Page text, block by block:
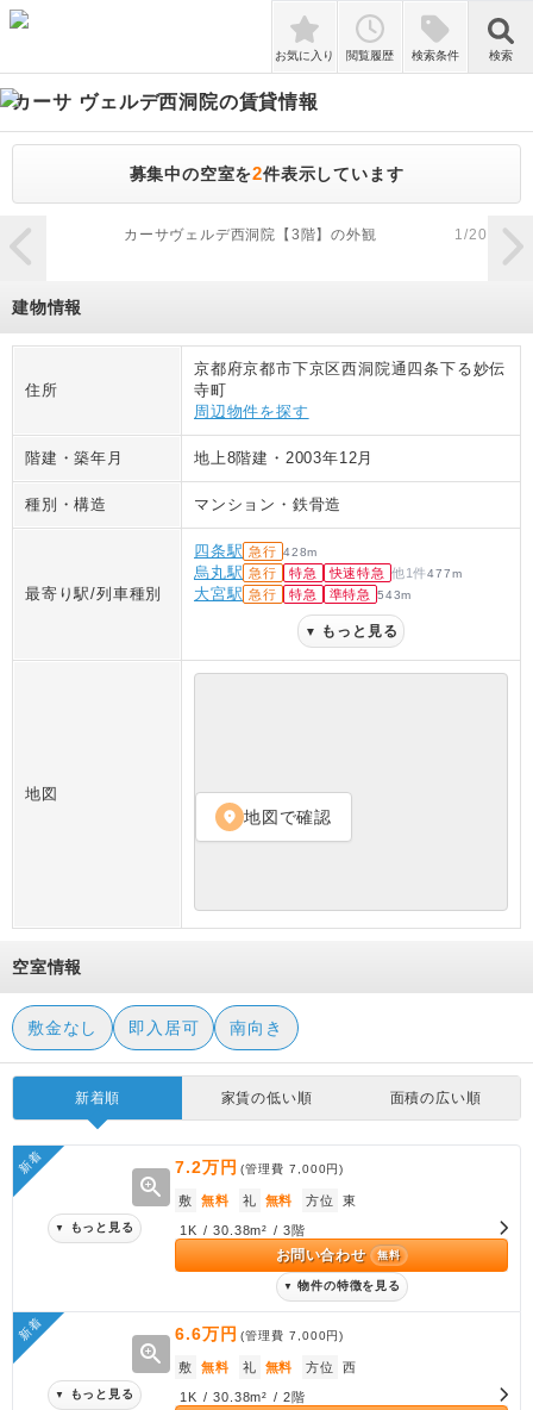
検索
お気に入り 閲覧履歴 検索条件 検索
カーサ ヴェルデ西洞院の賃貸情報
募集中の空室を2件表示しています
zoom_in
カーサヴェルデ西洞院【3階】の外観 1/20
建物情報
住所
京都府京都市下京区西洞院通四条下る妙伝
寺町
周辺物件を探す
階建・築年月 地上8階建 ・ 2003年12月
種別・構造 マンション ・ 鉄骨造
最寄り駅/列車種別
四条駅 急行 428m
烏丸駅 急行 特急 快速特急 他1件477m
大宮駅 急行 特急 準特急 543m
▼ もっと見る
地図
location_on 地図で確認
空室情報
敷金なし 即入居可 南向き
新着順 家賃の低い順 面積の広い順
新着
zoom_in
▼ もっと見る
7.2万円 (管理費7,000円)
敷 無料 礼 無料 方位 東
1K / 30.38m² / 3階
お問い合わせ 無料
▼ 物件の特徴を見る
新着
zoom_in
▼ もっと見る
6.6万円 (管理費7,000円)
敷 無料 礼 無料 方位 西
1K / 30.38m² / 2階